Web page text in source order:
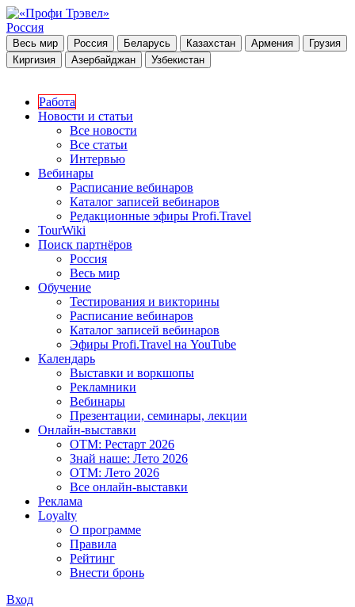
Россия
Весь мир Россия Беларусь Казахстан Армения
Грузия
Киргизия
Азербайджан Узбекистан
Работа
Новости и статьи
Все новости
Все статьи
Интервью
Вебинары
Расписание вебинаров
Каталог записей вебинаров
Редакционные эфиры Profi.Travel
TourWiki
Поиск партнёров
Россия
Весь мир
Обучение
Тестирования и викторины
Расписание вебинаров
Каталог записей вебинаров
Эфиры Profi.Travel на YouTube
Календарь
Выставки и воркшопы
Рекламники
Вебинары
Презентации, семинары, лекции
Онлайн-выставки
OTM: Рестарт 2026
Знай наше: Лето 2026
OTM: Лето 2026
Все онлайн-выставки
Реклама
Loyalty
О программе
Правила
Рейтинг
Внести бронь
Вход